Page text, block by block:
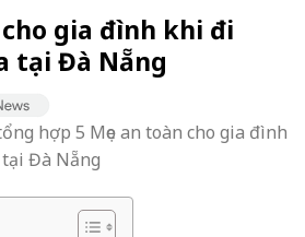
cho gia đình khi đi
tại Đà Nẵng
hợp 5 Mẹo an toàn cho gia đình
Đà Nẵng